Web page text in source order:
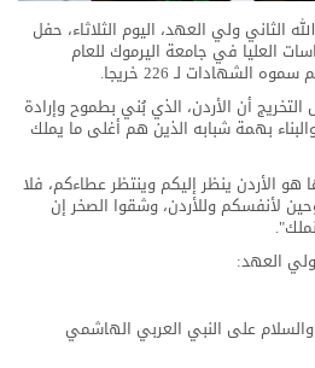
الثاني ولي العهد، اليوم الثلاثاء، حفل
العليا في جامعة اليرموك للعام
أن الأردن، الذي بُني بطموح وإرادة
والبناء بهمة شبابه الذين هم أغلى ما يملك
الأردن ينظر إليكم وينتظر عطاءكم، فلا
لأنفسكم وللأردن، وشقوا الصخر إن
العهد:
والسلام على النبي العربي الهاشمي